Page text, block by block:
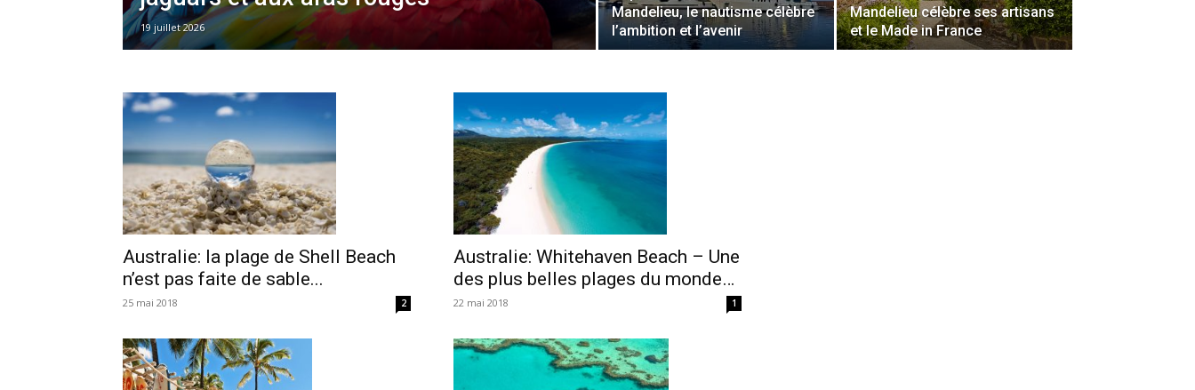
19 juillet 2026
Mandelieu, le nautisme célèbre
l’ambition et l’avenir
Mandelieu célèbre ses artisans
et le Made in France
Australie: la plage de Shell Beach
n’est pas faite de sable...
25 mai 2018 2
Australie: Whitehaven Beach – Une
des plus belles plages du monde…
22 mai 2018 1